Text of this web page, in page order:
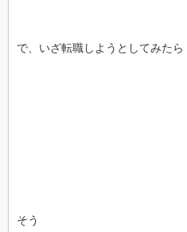
で、いざ転職しようとしてみたら
そう